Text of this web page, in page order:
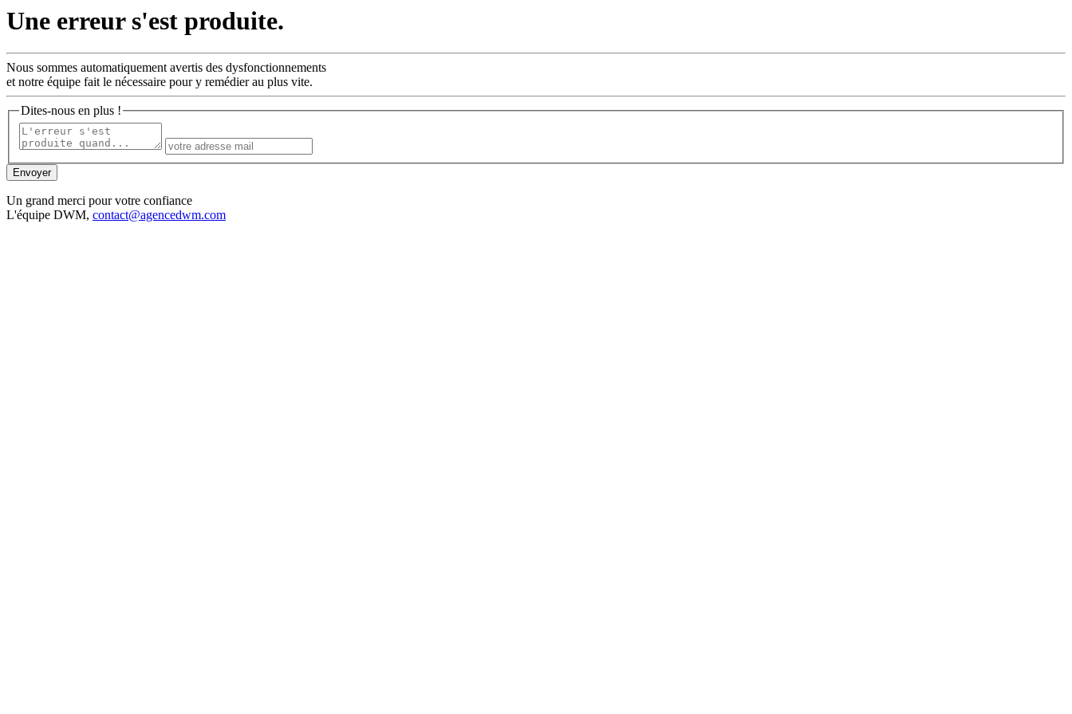
Une erreur s'est produite.
Nous sommes automatiquement avertis des dysfonctionnements
et notre équipe fait le nécessaire pour y remédier au plus vite.
Dites-nous en plus !
Un grand merci pour votre confiance
L'équipe DWM, contact@agencedwm.com